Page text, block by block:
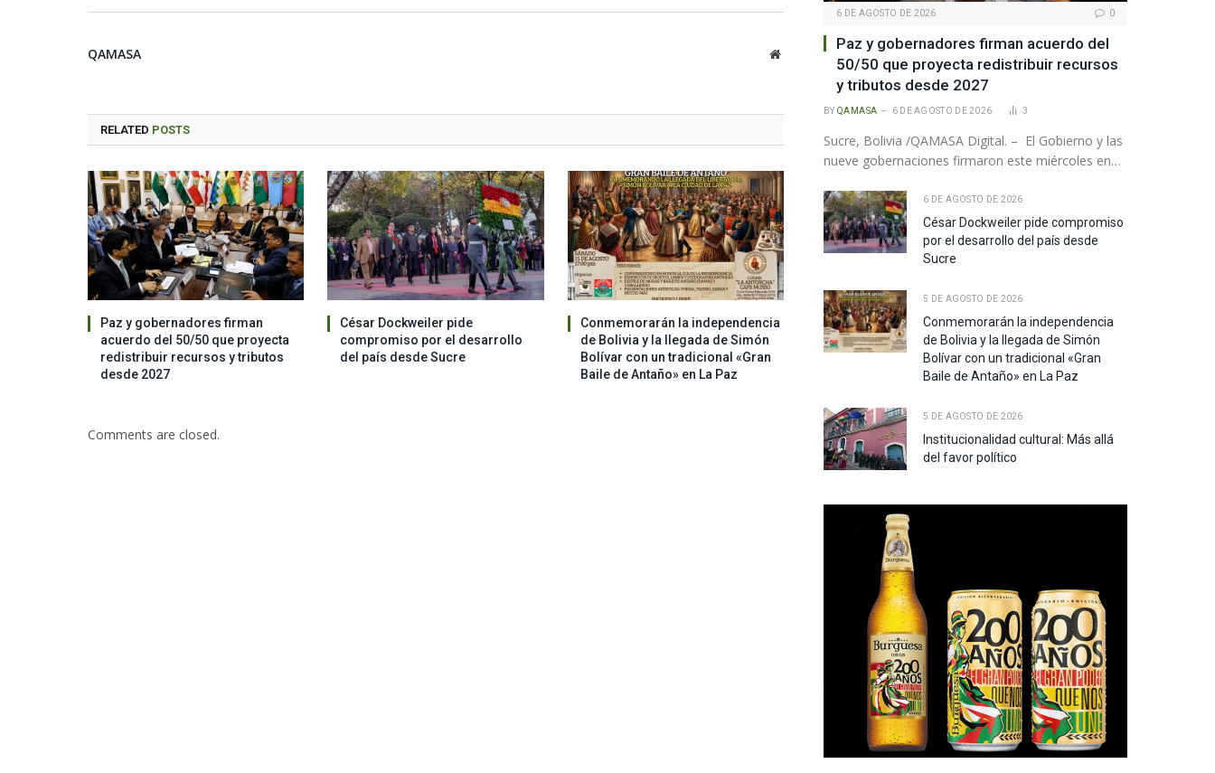
QAMASA Website
RELATED POSTS
Paz y gobernadores firman
acuerdo del 50/50 que proyecta
redistribuir recursos y tributos
desde 2027
César Dockweiler pide
compromiso por el desarrollo
del país desde Sucre
Conmemorarán la independencia
de Bolivia y la llegada de Simón
Bolívar con un tradicional «Gran
Baile de Antaño» en La Paz
Comments are closed.
6 DE AGOSTO DE 2026 0
Paz y gobernadores firman acuerdo del
50/50 que proyecta redistribuir recursos
y tributos desde 2027
BY QAMASA 6 DE AGOSTO DE 2026 3
Sucre, Bolivia /QAMASA Digital. – El Gobierno y las
nueve gobernaciones firmaron este miércoles en…
6 DE AGOSTO DE 2026
César Dockweiler pide compromiso
por el desarrollo del país desde
Sucre
5 DE AGOSTO DE 2026
Conmemorarán la independencia
de Bolivia y la llegada de Simón
Bolívar con un tradicional «Gran
Baile de Antaño» en La Paz
5 DE AGOSTO DE 2026
Institucionalidad cultural: Más allá
del favor político